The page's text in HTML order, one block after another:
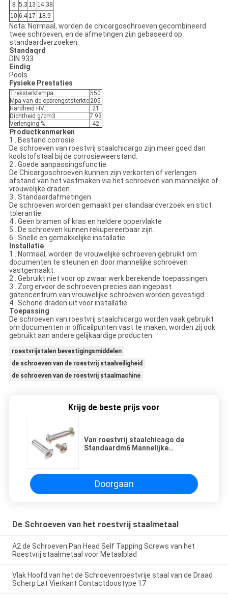
8 5.3 13 14.38
10 6.4 17 18.9
Nota: Normaal, worden de chicargoschroeven gecombineerd
twee schroeven, en de afmetingen zijn gebaseerd op
standaardverzoeken.
Standaqrd
DIN 933
Eindig
Pools
Fysieke Prestaties
Treksterktempa
550
Mpa van de opbrengststerkte 205
Hardheid HV
21
Dichtheid g/cm3
7.93
Verlenging %
42
Productkenmerken
1 . Bestand corrosie
De schroeven van roestvrij staalchicargo zijn meer goed dan
koolstofstaal bij de corrosieweerstand.
2 . Goede aanpassingsfunctie
De Chicargoschroeven kunnen zijn verkorten of verlengen
afstand van het vastmaken via het schroeven van mannelijke of
vrouwelijke draden.
3 . Standaardafmetingen
De schroeven worden gemaakt per standaardverzoek en stict
tolerantie.
4 . Geen bramen of kras en heldere oppervlakte
5 . De schroeven kunnen rekupereerbaar zijn.
6 . Snelle en gemakkelijke installatie
Installatie
1 . Normaal, worden de vrouwelijke schroeven gebruikt om
documenten te steunen en door mannelijke schroeven
vastgemaakt.
2 . Gebruikt niet voor op zwaar werk berekende toepassingen.
3 . Zorg ervoor de schroeven precies aan ingepast
gatencentrum van vrouwelijke schroeven worden gevestigd.
4 . Schone draden uit voor installatie
Toepassing
De schroeven van roestvrij staalchicargo worden vaak gebruikt
om documenten in officailpunten vast te maken, worden zij ook
gebruikt aan andere gelijkaardige producten.
roestvrijstalen bevestigingsmiddelen
de schroeven van de roestvrij staalveiligheid
de schroeven van de roestvrij staalmachine
Krijg de beste prijs voor
Van roestvrij staalchicago de
Standaardm6 Mannelijke
Doorgaan
De Schroeven van het roestvrij staalmetaal
A2 de Schroeven Pan Head Self Tapping Screws van het
Roestvrij staalmetaal voor Metaalblad
Vlak Hoofd van het de Schroevenroestvrije staal van de Draad
Scherp Lat Vierkant Contactdoostype 17